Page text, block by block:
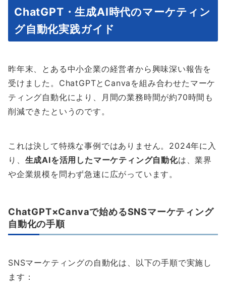
ChatGPT・生成AI時代のマーケティン
グ自動化実践ガイド
昨年末、とある中小企業の経営者から興味深い報告を
受けました。ChatGPTとCanvaを組み合わせたマーケ
ティング自動化により、月間の業務時間が約70時間も
削減できたというのです。
これは決して特殊な事例ではありません。2024年に入
り、 生成AIを活用したマーケティング自動化は、業界
や企業規模を問わず急速に広がっています。
ChatGPT×Canvaで始めるSNSマーケティング
自動化の手順
SNSマーケティングの自動化は、以下の手順で実施し
ます：